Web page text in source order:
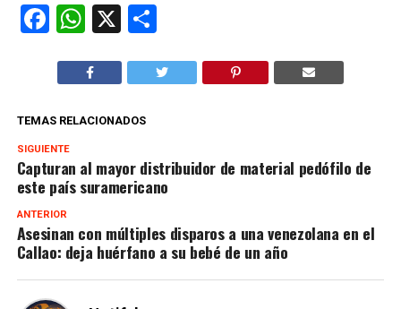
Facebook
WhatsApp
X Compartir
TEMAS RELACIONADOS
SIGUIENTE
Capturan al mayor distribuidor de material pedófilo de
este país suramericano
ANTERIOR
Asesinan con múltiples disparos a una venezolana en el
Callao: deja huérfano a su bebé de un año